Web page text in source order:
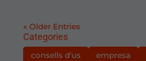
« Older Entries
Categories
consells d'us empresa